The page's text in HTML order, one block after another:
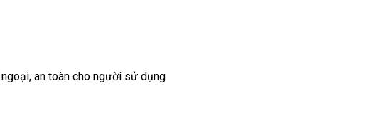
an toàn cho người sử dụng